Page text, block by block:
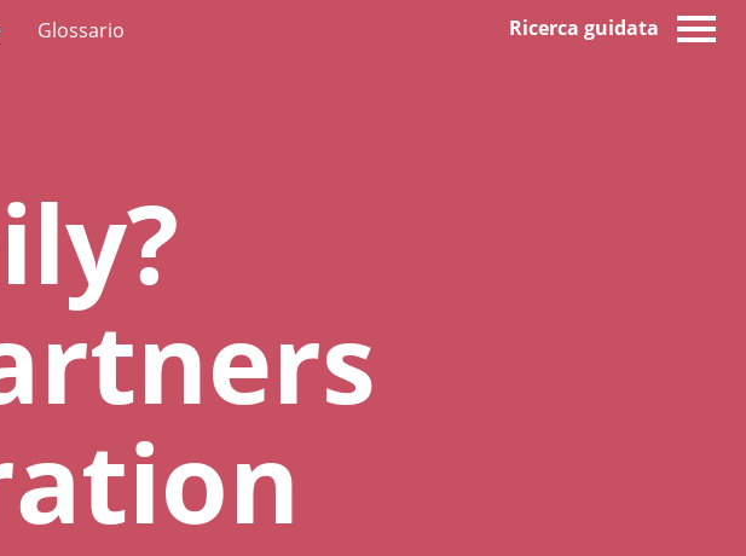
Glossario Ricerca guidata